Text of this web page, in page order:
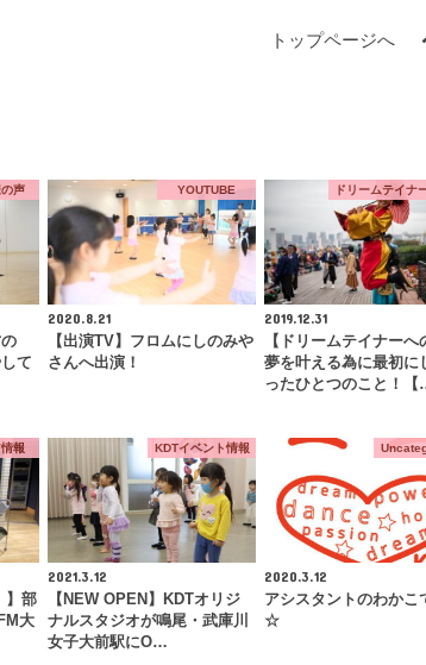
トップページへ
声
て
YOUTUBE
2020.8.21
【出演TV】フロムにしのみや
さんへ出演！
ドリームテイナ
2019.12.31
【ドリームテイナーへ
夢を叶える為に最初に
ったひとつのこと！
報
】部
大
KDTイベント情報
2021.3.12
【NEW OPEN】KDTオリジ
ナルスタジオが鳴尾・武庫川
女子大前駅にO…
2020.3.12
アシスタントのわかこ
☆